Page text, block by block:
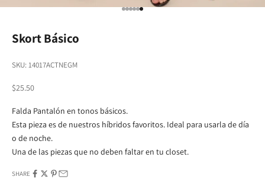
Go to item 1
Go to item 2
Go to item 3
Go to item 4
Go to item 5
Go to item 6
Skort Básico
SKU: 14017ACTNEGM
Sale price
$25.50
Falda Pantalón en tonos básicos.
Esta pieza es de nuestros híbridos favoritos. Ideal para usarla de día
o de noche.
Una de las piezas que no deben faltar en tu closet.
SHARE